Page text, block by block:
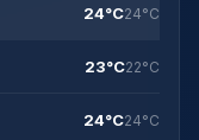
24°C24°C
23°C22°C
24°C24°C